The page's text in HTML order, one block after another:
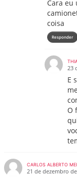
Cara eu
coisa
Responder
23
E
O
CARLOS ALBERTO
21 de dezembro